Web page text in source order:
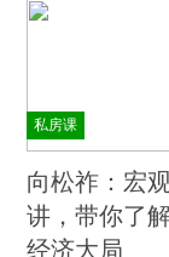
私房课
向松祚：宏
讲，带你了
经济大局